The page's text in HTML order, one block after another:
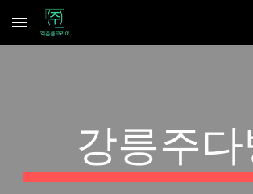
Skip to main content
강릉주